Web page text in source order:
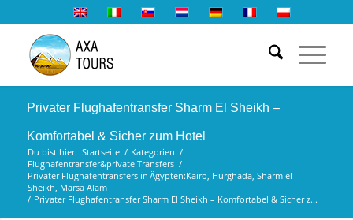
Privater Flughafentransfer Sharm El Sheikh –
Komfortabel & Sicher zum Hotel
Du bist hier: Startseite / Kategorien /
Flughafentransfer&private Transfers /
Privater Flughafentransfers in Ägypten:Kairo, Hurghada, Sharm el
Sheikh, Marsa Alam
/ Privater Flughafentransfer Sharm El Sheikh – Komfortabel & Sicher z...